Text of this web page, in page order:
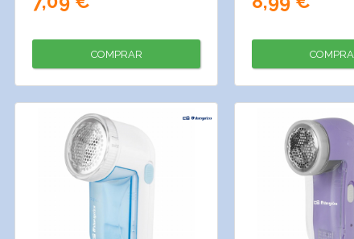
COMPRAR